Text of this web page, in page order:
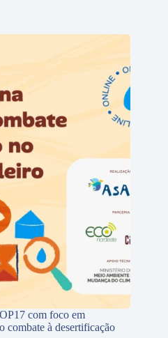
com foco em
combate à desertificação